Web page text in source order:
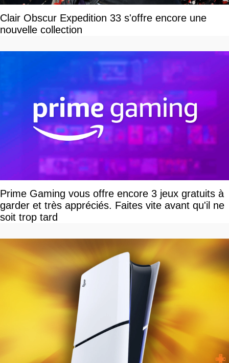
Clair Obscur Expedition 33 s'offre encore une
nouvelle collection
Prime Gaming vous offre encore 3 jeux gratuits à
garder et très appréciés. Faites vite avant qu'il ne
soit trop tard